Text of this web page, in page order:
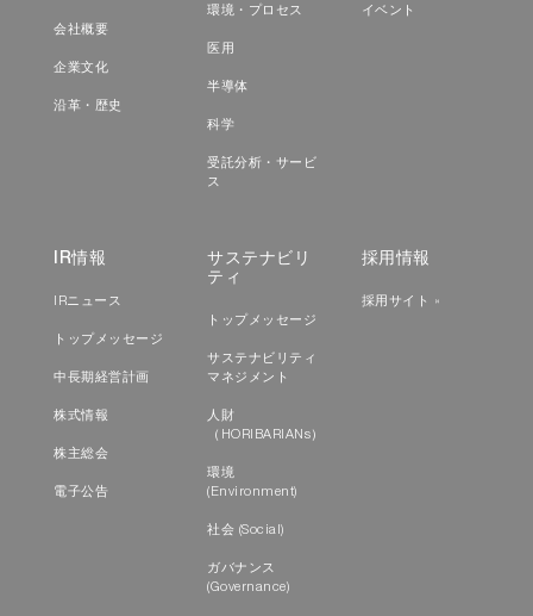
会社概要
企業文化
沿革・歴史
環境・プロセス
医用
半導体
科学
受託分析・サービ
ス
イベント
IR情報
IRニュース
トップメッセージ
中長期経営計画
株式情報
株主総会
電子公告
サステナビリ
ティ
トップメッセージ
サステナビリティ
マネジメント
人財
（HORIBARIANs）
環境
(Environment)
社会 (Social)
ガバナンス
(Governance)
採用情報
採用サイト »